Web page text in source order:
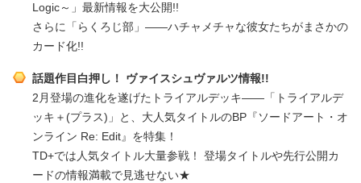
Logic～」最新情報を大公開!!
さらに「らくろじ部」――ハチャメチャな彼女たちがまさかの
カード化!!
話題作目白押し！ ヴァイスシュヴァルツ情報!!
2月登場の進化を遂げたトライアルデッキ――「トライアルデ
ッキ＋(プラス)」と、大人気タイトルのBP『ソードアート・オ
ンライン Re: Edit』を特集！
TD+では人気タイトル大量参戦！ 登場タイトルや先行公開カ
ードの情報満載で見逃せない★